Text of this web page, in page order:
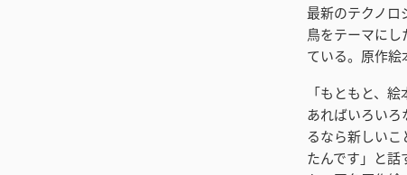
最新のテクノロ
鳥をテーマに
ている。原作絵
「もともと、
あればいろい
るなら新しい
たんです」と